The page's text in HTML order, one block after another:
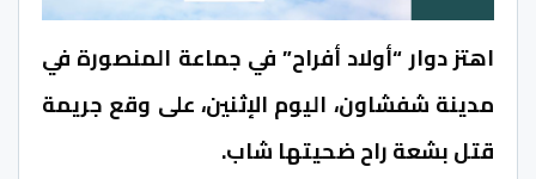
اهتز دوار “أولاد أفراح” في جماعة المنصورة في
مدينة شفشاون، اليوم الإثنين، على وقع جريمة
قتل بشعة راح ضحيتها شاب.